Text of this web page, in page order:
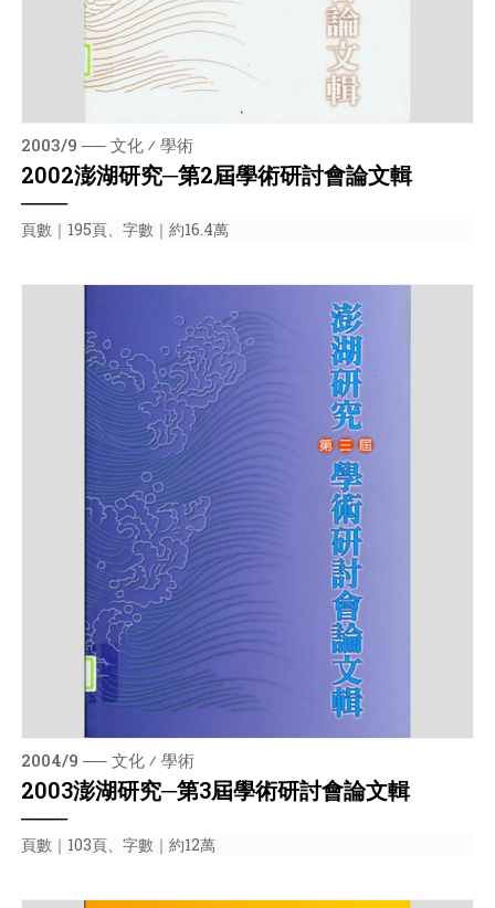
2003/9 ── 文化 ⁄ 學術
2002澎湖研究─第2屆學術研討會論文輯
───
頁數｜195頁、字數｜約16.4萬
2004/9 ── 文化 ⁄ 學術
2003澎湖研究─第3屆學術研討會論文輯
───
頁數｜103頁、字數｜約12萬